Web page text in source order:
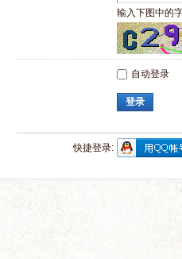
输入下图中的
自动登录
登录
快捷登录: